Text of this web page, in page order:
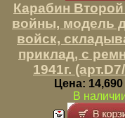
Карабин
войны, модель
войск,
приклад, с
1941г.
Цена:
В